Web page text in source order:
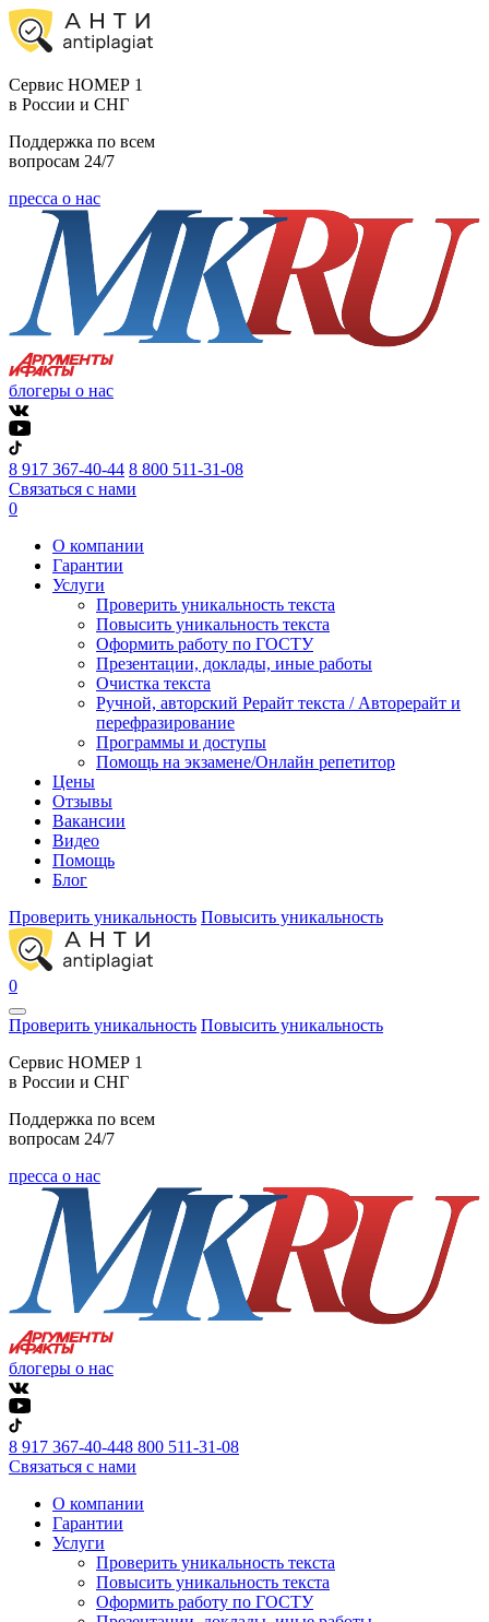
Cервис НОМЕР 1
в России и СНГ
Поддержка по всем
вопросам 24/7
пресса о нас
блогеры о нас
8 917 367-40-44 8 800 511-31-08
Связаться с нами
0
О компании
Гарантии
Услуги
Проверить уникальность текста
Повысить уникальность текста
Оформить работу по ГОСТУ
Презентации, доклады, иные работы
Очистка текста
Ручной, авторский Рерайт текста / Авторерайт и
перефразирование
Программы и доступы
Помощь на экзамене/Онлайн репетитор
Цены
Отзывы
Вакансии
Видео
Помощь
Блог
Проверить уникальность Повысить уникальность
0
Проверить уникальность Повысить уникальность
Cервис НОМЕР 1
в России и СНГ
Поддержка по всем
вопросам 24/7
пресса о нас
блогеры о нас
8 917 367-40-448 800 511-31-08
Связаться с нами
О компании
Гарантии
Услуги
Проверить уникальность текста
Повысить уникальность текста
Оформить работу по ГОСТУ